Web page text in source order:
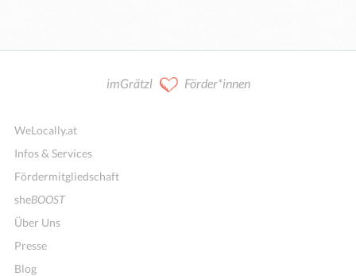
imGrätzl Förder*innen
WeLocally.at
Infos & Services
Fördermitgliedschaft
sheBOOST
Über Uns
Presse
Blog